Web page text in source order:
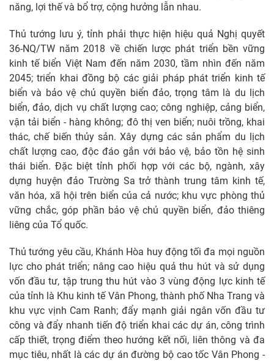
năng, lợi thế và bổ trợ, cộng hưởng lẫn nhau.
Thủ tướng lưu ý, tỉnh phải thực hiện hiệu quả Nghị quyết
36-NQ/TW năm 2018 về chiến lược phát triển bền vững
kinh tế biển Việt Nam đến năm 2030, tầm nhìn đến năm
2045; triển khai đồng bộ các giải pháp phát triển kinh tế
biển và bảo vệ chủ quyền biển đảo, trọng tâm là du lịch
biển, đảo, dịch vụ chất lượng cao; công nghiệp, cảng biển,
vận tải biển - hàng không; đô thị ven biển; nuôi trồng, khai
thác, chế biến thủy sản. Xây dựng các sản phẩm du lịch
chất lượng cao, độc đáo gắn với bảo vệ, bảo tồn hệ sinh
thái biển. Đặc biệt tỉnh phối hợp với các bộ, ngành, xây
dựng huyện đảo Trường Sa trở thành trung tâm kinh tế,
văn hóa, xã hội trên biển của cả nước; khu vực phòng thủ
vững chắc, góp phần bảo vệ chủ quyền biển, đảo thiêng
liêng của Tổ quốc.
Thủ tướng yêu cầu, Khánh Hòa huy động tối đa mọi nguồn
lực cho phát triển; nâng cao hiệu quả thu hút và sử dụng
vốn đầu tư, tập trung thu hút vào 3 vùng động lực kinh tế
của tỉnh là Khu kinh tế Vân Phong, thành phố Nha Trang và
khu vực vịnh Cam Ranh; đẩy mạnh giải ngân vốn đầu tư
công và đẩy nhanh tiến độ triển khai các dự án, công trình
cấp thiết, trọng điểm theo hướng kết nối, liên thông và đa
mục tiêu, nhất là các dự án đường bộ cao tốc Vân Phong -